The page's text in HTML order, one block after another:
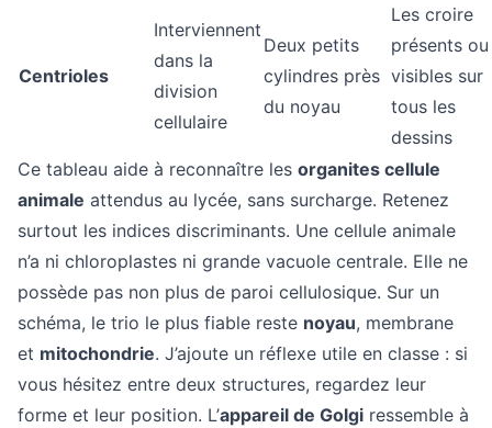
Centrioles
Interviennent
dans la
division
cellulaire
Deux petits
cylindres près
du noyau
Les croire
présents ou
visibles sur
tous les
dessins
Ce tableau aide à reconnaître les organites cellule
animale attendus au lycée, sans surcharge. Retenez
surtout les indices discriminants. Une cellule animale
n’a ni chloroplastes ni grande vacuole centrale. Elle ne
possède pas non plus de paroi cellulosique. Sur un
schéma, le trio le plus fiable reste noyau, membrane
et mitochondrie. J’ajoute un réflexe utile en classe : si
vous hésitez entre deux structures, regardez leur
forme et leur position. L’appareil de Golgi ressemble à